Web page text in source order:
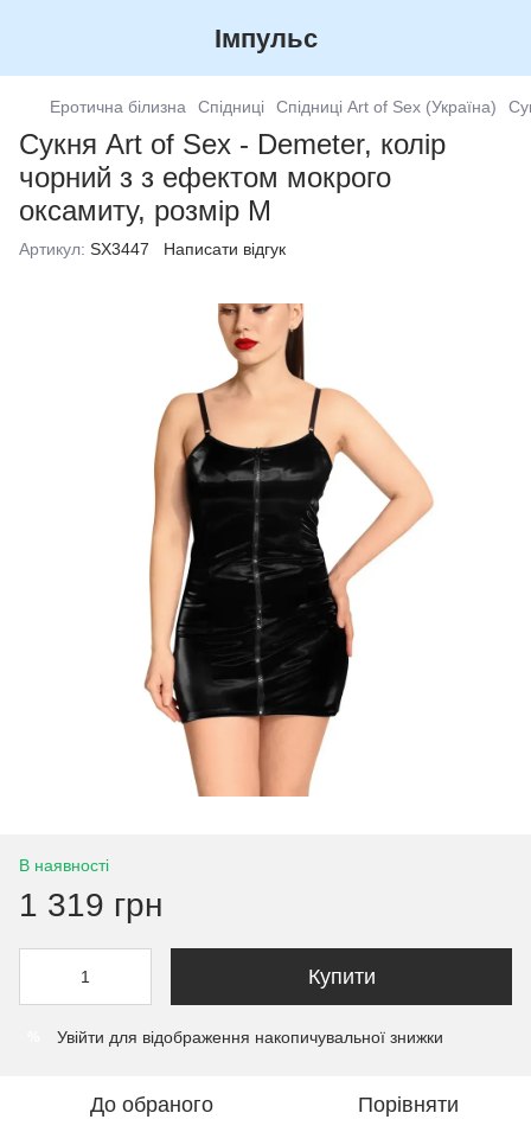
Імпульс
Еротична білизна Спідниці Спідниці Art of Sex (Україна)
Сукня Art of Sex - Demeter, колір
чорний з з ефектом мокрого
оксамиту, розмір M
Артикул: SX3447 Написати відгук
В наявності
1 319 грн
Купити
Увійти для відображення накопичувальної знижки
До обраного Порівняти